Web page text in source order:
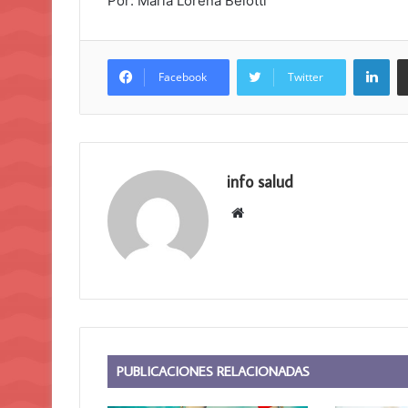
Facebook Twitter
info salud
Sitio
PUBLICACIONES RELACIONADAS